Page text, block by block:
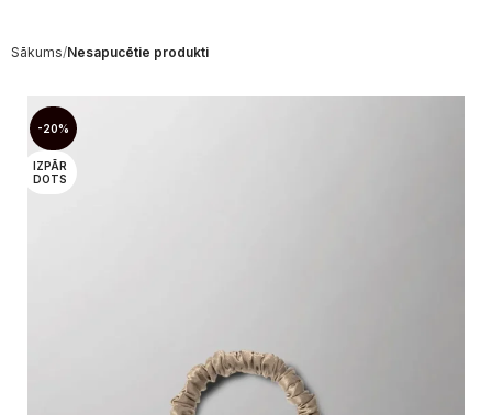
Sākums Nesapucētie produkti
-20%
IZPĀR
DOTS